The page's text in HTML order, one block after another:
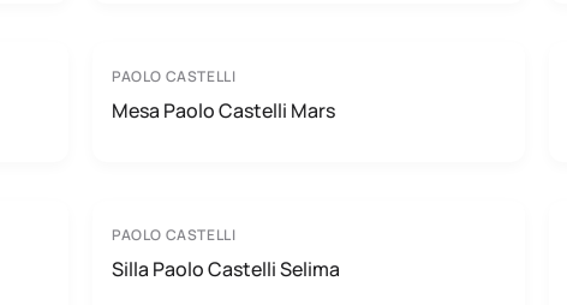
PAOLO CASTELLI
Mesa Paolo Castelli Mars
PAOLO CASTELLI
Silla Paolo Castelli Selima